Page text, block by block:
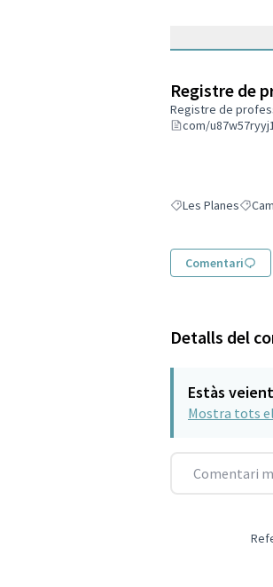
Registre de
Registre de
com/
Resultats en filtrar
Les Planes
Comentari
Detalls del
Estàs
Mostra tots
Comentari